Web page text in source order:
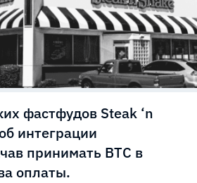
фастфудов Steak ‘n
интеграции
принимать BTC в
оплаты.